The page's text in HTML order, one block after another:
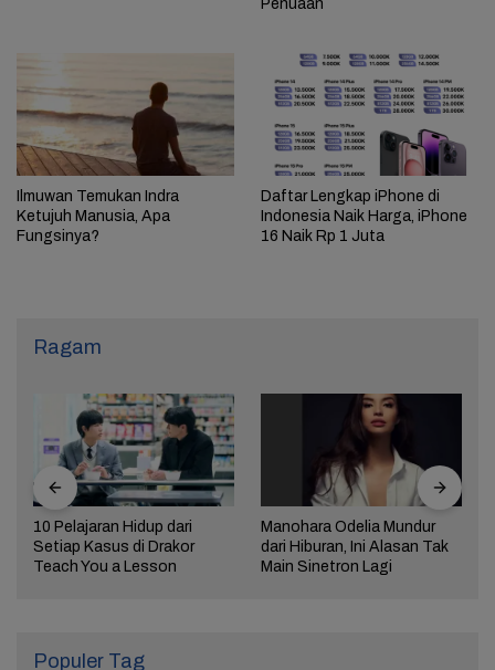
Penuaan
Ilmuwan Temukan Indra
Ketujuh Manusia, Apa
Fungsinya?
Daftar Lengkap iPhone di
Indonesia Naik Harga, iPhone
16 Naik Rp 1 Juta
Ragam
10 Pelajaran Hidup dari
Setiap Kasus di Drakor
Teach You a Lesson
Manohara Odelia Mundur
dari Hiburan, Ini Alasan Tak
Main Sinetron Lagi
Populer Tag